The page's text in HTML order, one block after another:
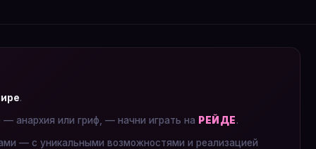
.
анархия или гриф, — начни играть на РЕЙДЕ.
— с уникальными возможностями и реализацией